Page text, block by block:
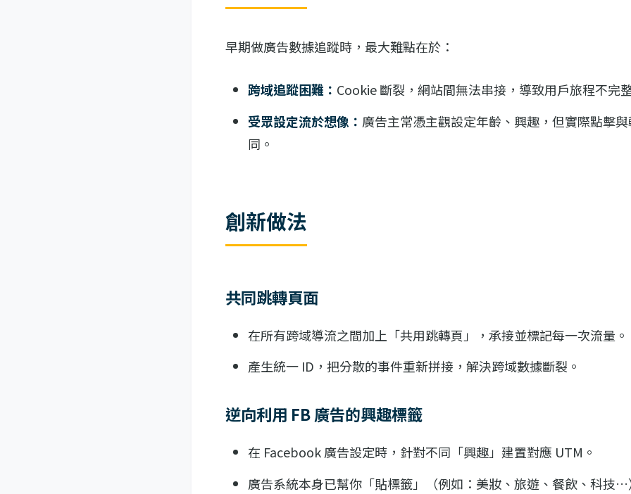
早期做廣告數據追蹤時，最大難點在於：
跨域追蹤困難： Cookie 斷裂，網站間無法串接，導致用戶旅程不完
受眾設定流於想像： 廣告主常憑主觀設定年齡、興趣，但實際點擊
同。
創新做法
共同跳轉頁面
在所有跨域導流之間加上「共用跳轉頁」，承接並標記每一次流量。
產生統一 ID，把分散的事件重新拼接，解決跨域數據斷裂。
逆向利用 FB 廣告的興趣標籤
在 Facebook 廣告設定時，針對不同「興趣」建置對應 UTM。
廣告系統本身已幫你「貼標籤」（例如：美妝、旅遊、餐飲、科技…